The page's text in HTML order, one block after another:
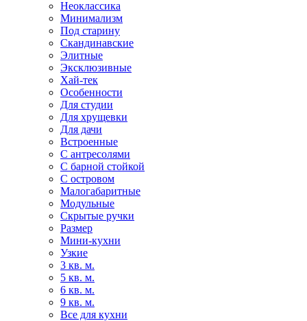
Неоклассика
Минимализм
Под старину
Скандинавские
Элитные
Эксклюзивные
Хай-тек
Особенности
Для студии
Для хрущевки
Для дачи
Встроенные
С антресолями
С барной стойкой
С островом
Малогабаритные
Модульные
Скрытые ручки
Размер
Мини-кухни
Узкие
3 кв. м.
5 кв. м.
6 кв. м.
9 кв. м.
Все для кухни